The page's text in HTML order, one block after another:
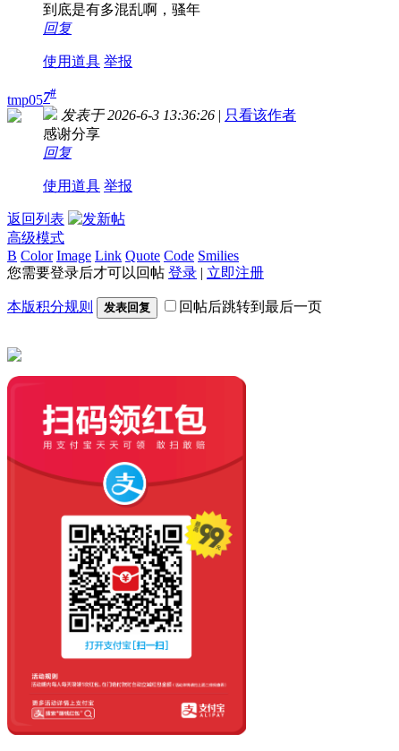
到底是有多混乱啊，骚年
回复
使用道具 举报
tmp057#
发表于 2026-6-3 13:36:26 | 只看该作者
感谢分享
回复
使用道具 举报
返回列表
高级模式
B Color Image Link Quote Code Smilies
您需要登录后才可以回帖 登录 | 立即注册
本版积分规则 发表回复 回帖后跳转到最后一页